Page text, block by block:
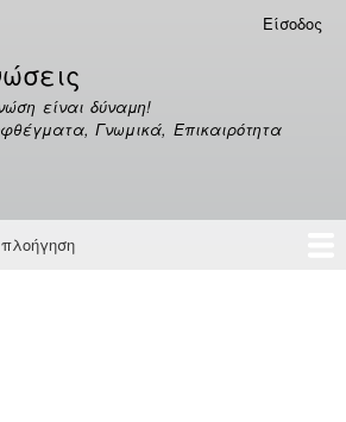
περιεχόμενο
Είσοδος
είναι δύναμη!
Γνωμικά, Επικαιρότητα